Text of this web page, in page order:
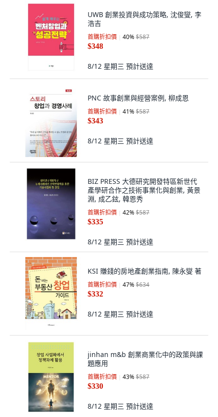
UWB 創業投資與成功策略, 沈俊燮, 李
浩吉
首購折扣價 40%$587
$348
8/12 星期三 預計送達
PNC 故事創業與經營案例, 柳成恩
首購折扣價 41%$587
$343
8/12 星期三 預計送達
BIZ PRESS 大德研究開發特區新世代
產學研合作之技術事業化與創業, 黃景
淵, 成乙鉉, 韓恩秀
首購折扣價 42%$587
$335
8/12 星期三 預計送達
KSI 賺錢的房地產創業指南, 陳永燮 著
首購折扣價 47%$634
$332
8/12 星期三 預計送達
jinhan m&b 創業商業化中的政策與課
題應用
首購折扣價 43%$587
$330
8/12 星期三 預計送達